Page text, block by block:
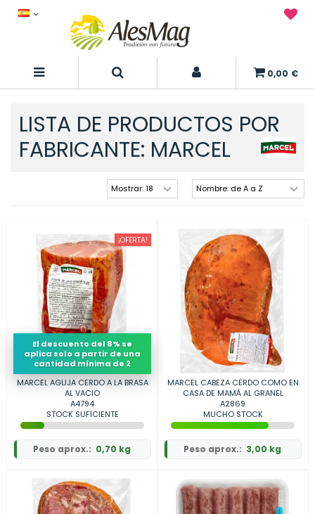
0,00 €
LISTA DE PRODUCTOS POR
FABRICANTE: MARCEL
El descuento del 8% se
aplica solo a partir de una
cantidad mínima de 2
¡OFERTA!
MARCEL AGUJA CERDO A LA BRASA
AL VACIO
A4794
STOCK SUFICIENTE
Peso aprox.: 0,70 kg
MARCEL CABEZA CERDO COMO EN
CASA DE MAMÁ AL GRANEL
A2869
MUCHO STOCK
Peso aprox.: 3,00 kg